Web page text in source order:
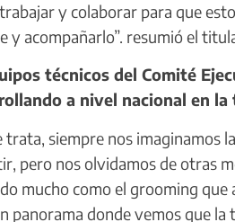
y colaborar para que
acompañarlo”. resumió el
técnicos del Comité
a nivel nacional en la
siempre nos imaginamos
pero nos olvidamos de otras
mucho como el grooming que
panorama donde vemos que la